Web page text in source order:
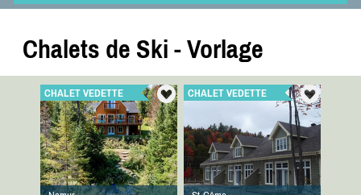
Chalets de Ski - Vorlage
CHALET VEDETTE CHALET VEDETTE